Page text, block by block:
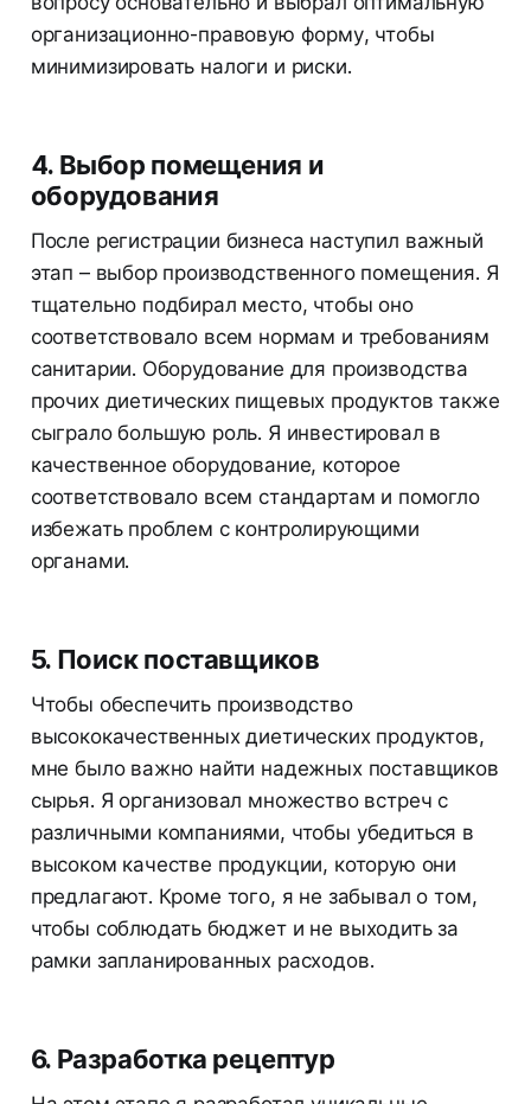
организационно-правовую форму, чтобы
минимизировать налоги и риски.
4. Выбор помещения и
оборудования
После регистрации бизнеса наступил важный
этап – выбор производственного помещения. Я
тщательно подбирал место, чтобы оно
соответствовало всем нормам и требованиям
санитарии. Оборудование для производства
прочих диетических пищевых продуктов также
сыграло большую роль. Я инвестировал в
качественное оборудование, которое
соответствовало всем стандартам и помогло
избежать проблем с контролирующими
органами.
5. Поиск поставщиков
Чтобы обеспечить производство
высококачественных диетических продуктов,
мне было важно найти надежных поставщиков
сырья. Я организовал множество встреч с
различными компаниями, чтобы убедиться в
высоком качестве продукции, которую они
предлагают. Кроме того, я не забывал о том,
чтобы соблюдать бюджет и не выходить за
рамки запланированных расходов.
6. Разработка рецептур